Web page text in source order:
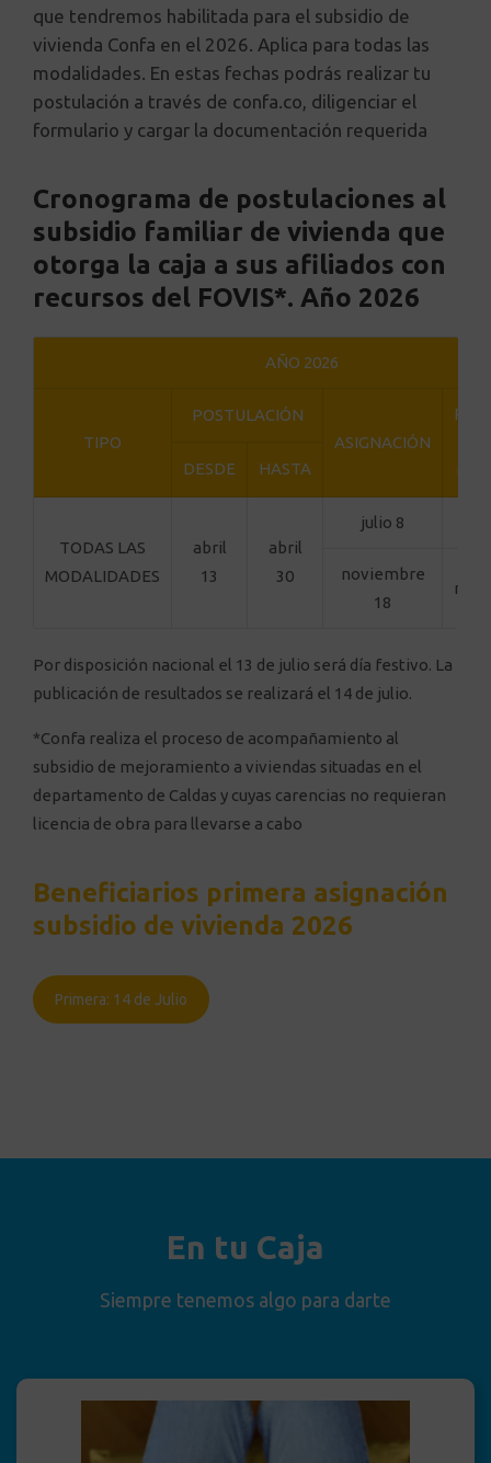
que tendremos habilitada para el subsidio de
vivienda Confa en el 2026. Aplica para todas las
modalidades. En estas fechas podrás realizar tu
postulación a través de confa.co, diligenciar el
formulario y cargar la documentación requerida
Cronograma de postulaciones al
subsidio familiar de vivienda que
otorga la caja a sus afiliados con
recursos del FOVIS*. Año 2026
AÑO 2026
TIPO
POSTULACIÓN
ASIGNACIÓN
DESDE HASTA
TODAS LAS
MODALIDADES
abril
13
abril
30
julio 8
noviembre
18
Por disposición nacional el 13 de julio será día festivo. La
publicación de resultados se realizará el 14 de julio.
*Confa realiza el proceso de acompañamiento al
subsidio de mejoramiento a viviendas situadas en el
departamento de Caldas y cuyas carencias no requieran
licencia de obra para llevarse a cabo
Beneficiarios primera asignación
subsidio de vivienda 2026
Primera: 14 de Julio
En tu Caja
Siempre tenemos algo para darte